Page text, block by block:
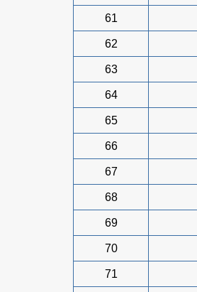
61
62
63
64
65
66
67
68
69
70
71